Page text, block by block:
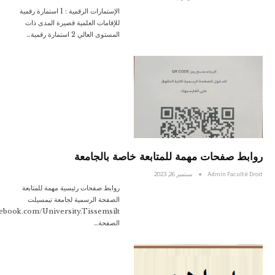
الإستمارات الرقمية : 1 استمارة رقمية
للإقامات العلمية قصيرة المدى ذات
المستوى العالي 2 استمارة رقمية…
روابط صفحات مهمة للمتابعة خاصة بالجامعة
Admin Faculté Droit سبتمبر 26, 2023
روابط صفحات رئيسية مهمة للمتابعة
الصفحة الرسمية لجامعة تيمسيلت
University.Tissemsilt
الصفحة…